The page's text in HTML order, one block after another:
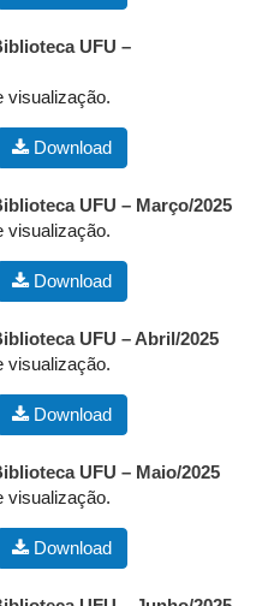
UFU –
visualização.
Download
UFU – Março/2025
visualização.
Download
UFU – Abril/2025
visualização.
Download
UFU – Maio/2025
visualização.
Download